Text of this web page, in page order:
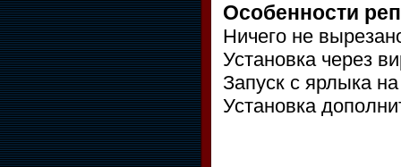
Особенности
Ничего не
Установка через
Запуск с ярлыка
Установка